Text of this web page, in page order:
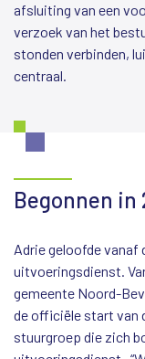
afsluiting van een
verzoek van het
stonden verbinden,
centraal.
Begonnen in
Adrie geloofde vanaf
uitvoeringsdienst.
gemeente Noord-
de officiële start van
stuurgroep die zich